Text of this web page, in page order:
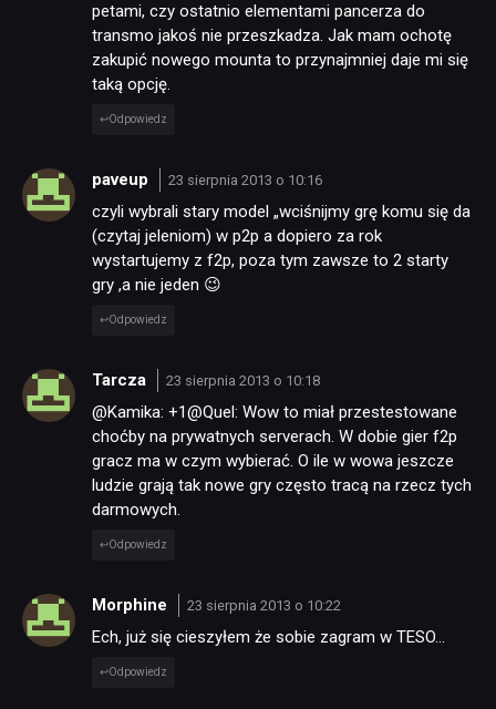
petami, czy ostatnio elementami pancerza do
transmo jakoś nie przeszkadza. Jak mam ochotę
zakupić nowego mounta to przynajmniej daje mi się
taką opcję.
Odpowiedz
paveup 23 sierpnia 2013 o 10:16
czyli wybrali stary model „wciśnijmy grę komu się da
(czytaj jeleniom) w p2p a dopiero za rok
wystartujemy z f2p, poza tym zawsze to 2 starty
gry ,a nie jeden 😉
Odpowiedz
Tarcza 23 sierpnia 2013 o 10:18
@Kamika: +1@Quel: Wow to miał przestestowane
choćby na prywatnych serverach. W dobie gier f2p
gracz ma w czym wybierać. O ile w wowa jeszcze
ludzie grają tak nowe gry często tracą na rzecz tych
darmowych.
Odpowiedz
Morphine 23 sierpnia 2013 o 10:22
Ech, już się cieszyłem że sobie zagram w TESO…
Odpowiedz